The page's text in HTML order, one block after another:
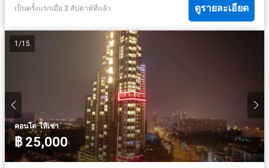
เป็นครั้งแรกเมื่อ 2 สัปดาห์ที่แล้ว ดูรายละเอียด
1 /15
คอนโด·ให้เช่า
฿ 25,000